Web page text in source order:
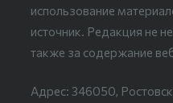
использование
источник. Редакция не
также за содержание
Адрес: 346050,